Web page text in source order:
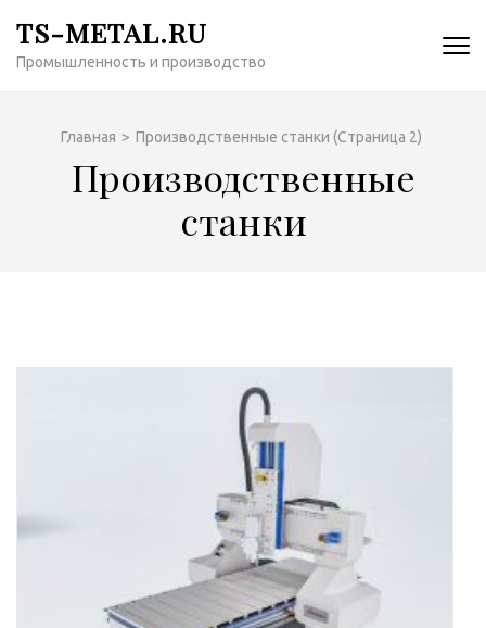
содержимому
TS-METAL.RU
Промышленность и производство
Главная > Производственные станки (Страница 2)
Производственные
станки